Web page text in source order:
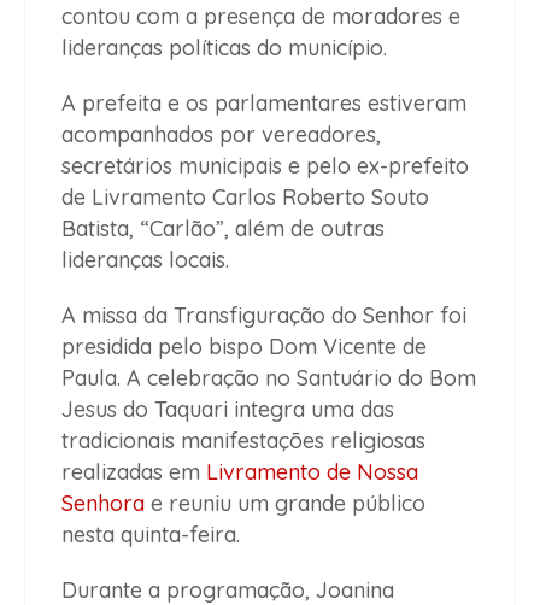
contou com a presença de moradores e
lideranças políticas do município.
A prefeita e os parlamentares estiveram
acompanhados por vereadores,
secretários municipais e pelo ex-prefeito
de Livramento Carlos Roberto Souto
Batista, “Carlão”, além de outras
lideranças locais.
A missa da Transfiguração do Senhor foi
presidida pelo bispo Dom Vicente de
Paula. A celebração no Santuário do Bom
Jesus do Taquari integra uma das
tradicionais manifestações religiosas
realizadas em Livramento de Nossa
Senhora e reuniu um grande público
nesta quinta-feira.
Durante a programação, Joanina